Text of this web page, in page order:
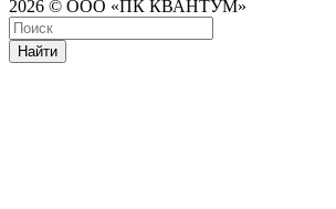
2026 © ООО «ПК КВАНТУМ»
Найти